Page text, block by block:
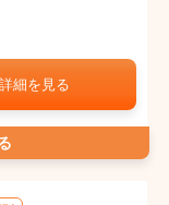
詳細を見る